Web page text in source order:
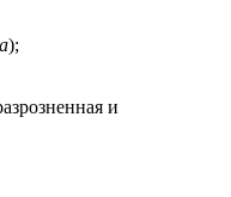
);
и